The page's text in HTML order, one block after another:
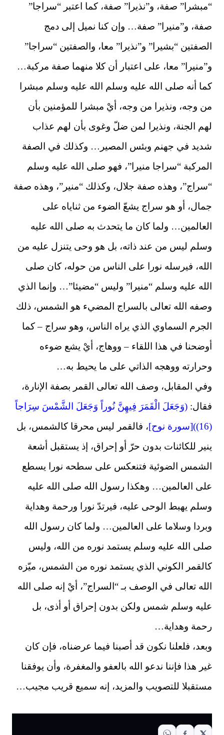
“مبشرا” صفة، و”نذيرا” صفة، كما اعتبر “سراجا”
صفة، و”منيرا” صفة… وإن كنا نميل إلى دمج
الصفتين “بشيرا” و”نذيرا” معا، والصفتين “سراجا”
و”منيرا” معا، على اعتبار أن كلا منهما صفة مركبة…
كما أنه صلى الله عليه وسلم الله عليه وسلم مبشرا
من وجه، ونذيرا من وجه، أيْ مبشرا للمؤمنين بأن
لهم الجنة، ونذيرا لمن ضلّ وغوى بأن لهم عذاب
شديد في جهنم وبئس المصير… وكذلك في الصفة
المركبة “سراجا منيرا”، فهو صلى الله عليه وسلم
“سراج”، وهذه صفة جلال، وكذلك “منير”، وهذه صفة
جمال، أو هو سراج يشعّ الضوء من ثناياه على
العالمين… ولما كان ما يتحدث به صلى الله عليه
وسلم ليس من عند ذاته، بل هو وحى يتنزل عليه من
الله، فيرسله نورا على الناس من حوله، كان صلى
الله عليه وسلم “منيرا” وليس “مضيئا”… وإنما الذي
وصفه الله تعالى بالسراج المضيء هو الشمس، ذلك
الجرم السماوي الذي يراه الناس، وهو سراج – كما
أوضحنا في هذا اللقاء – ووهاج، أيْ يشع ضوءه
وحرارته ووهجه الذاتي على ما يحيط به…
وفي المقابل، وصف الله تعالى القمر بصفة الإنارة،
فقال: (وَجَعَلَ الْقَمَرَ فِيهِنَّ نُوراً وَجَعَلَ الشَّمْسَ سِرَاجاً
(16))[سورة نوح]
، فالقمر ليس محرقا كالشمس، بل
ينير للكائنات بدون حرّ أو إحراق، إذ يستقبل أشعة
الشمس الضوئية فتنعكس على سطحه نورا يسطع
على العالمين… وهكذا رسول الله صلى الله عليه
وسلم يهبط الوحى عليه، فيرتدّ نورا ورحمة وهداية
وبردا وسلاما على العالمين… ولما كان رسول الله
صلى الله عليه وسلم يستمد نوره من الله، وليس
كالقمر الكوني الذي يستمد نوره من الشمس، ميّزه
الله تعالى في الوصف بـ “السراج”، أيْ إنه صلى الله
عليه وسلم شمس ولكن بدون إحراق أو أذى، بل
رحمة وهداية…
وبعد، فلعلنا نكون قد أصبنا فيما عرضناه، فإن كان
غير هذا فإننا ندعو الله بالعفو والمغفرة، وأن يوفقنا
مستقبلا للتصويب والمزيد، إنه سميع قريب مجيب…